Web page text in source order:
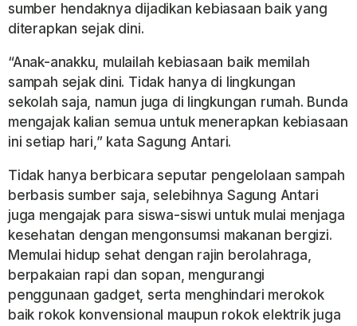
sumber hendaknya dijadikan kebiasaan baik yang
diterapkan sejak dini.
“Anak-anakku, mulailah kebiasaan baik memilah
sampah sejak dini. Tidak hanya di lingkungan
sekolah saja, namun juga di lingkungan rumah. Bunda
mengajak kalian semua untuk menerapkan kebiasaan
ini setiap hari,” kata Sagung Antari.
Tidak hanya berbicara seputar pengelolaan sampah
berbasis sumber saja, selebihnya Sagung Antari
juga mengajak para siswa-siswi untuk mulai menjaga
kesehatan dengan mengonsumsi makanan bergizi.
Memulai hidup sehat dengan rajin berolahraga,
berpakaian rapi dan sopan, mengurangi
penggunaan gadget, serta menghindari merokok
baik rokok konvensional maupun rokok elektrik juga